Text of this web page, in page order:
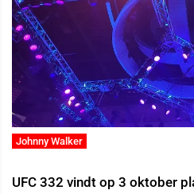
Johnny Walker
UFC 332 vindt op 3 oktober